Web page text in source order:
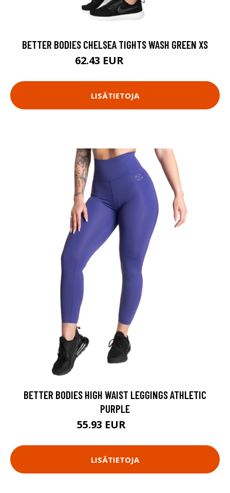
BETTER BODIES CHELSEA TIGHTS WASH GREEN XS
62.43 EUR
LISÄTIETOJA
BETTER BODIES HIGH WAIST LEGGINGS ATHLETIC
PURPLE
55.93 EUR
LISÄTIETOJA